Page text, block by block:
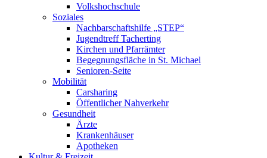
Volkshochschule
Soziales
Nachbarschaftshilfe „STEP“
Jugendtreff Tacherting
Kirchen und Pfarrämter
Begegnungsfläche in St. Michael
Senioren-Seite
Mobilität
Carsharing
Öffentlicher Nahverkehr
Gesundheit
Ärzte
Krankenhäuser
Apotheken